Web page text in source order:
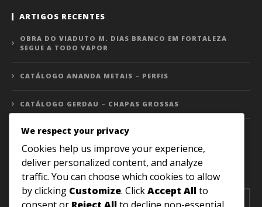
ARTIGOS RECENTES
OBRA DO VIADUTO M. DIAS BRANCO EM FORTALEZA
SEGUE A TODO VAPOR
CATÁLOGO ANANDA METAIS – PERFIS
CATÁLOGO GERDAU – CHAPAS GROSSAS
RECEBA NOSSO CONTEÚDO POR EMAIL
Receba nossos artigos e notícias em sua caixa de e-mail!
We respect your privacy
Cookies help us improve your experience,
deliver personalized content, and analyze
traffic. You can choose which cookies to allow
by clicking Customize. ClickAccept Allto